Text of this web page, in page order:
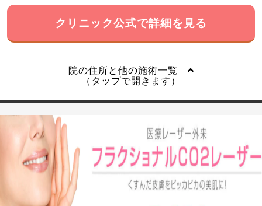
クリニック公式で詳細を見る
院の住所と他の施術一覧
（タップで開きます）